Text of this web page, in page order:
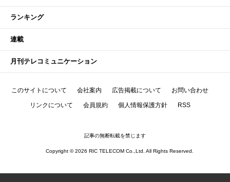
ランキング
連載
月刊テレコミュニケーション
このサイトについて 会社案内 広告掲載について お問い合わせ
リンクについて 会員規約 個人情報保護方針 RSS
記事の無断転載を禁じます
Copyright © 2026 RIC TELECOM Co.,Ltd. All Rights Reserved.